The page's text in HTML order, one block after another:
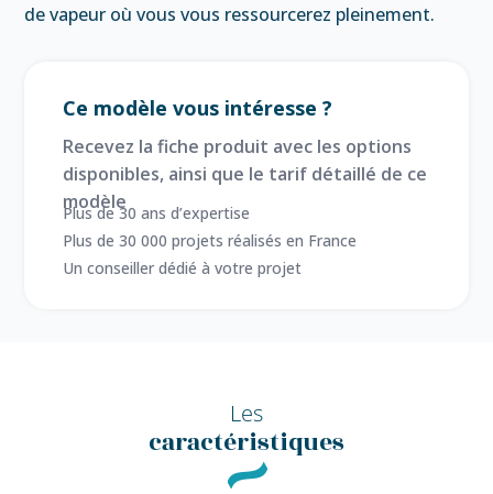
de vapeur où vous vous ressourcerez pleinement.
Ce modèle vous intéresse ?
Recevez la fiche produit avec les options
disponibles, ainsi que le tarif détaillé de ce
modèle
Plus de 30 ans d’expertise
Plus de 30 000 projets réalisés en France
Un conseiller dédié à votre projet
Les
caractéristiques